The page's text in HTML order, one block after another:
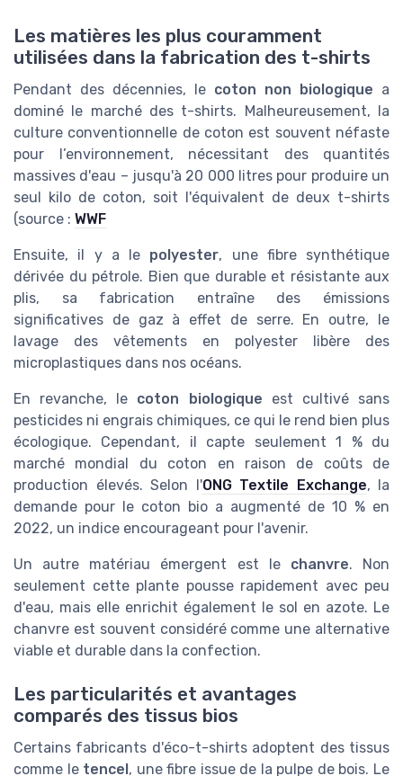
Les matières les plus couramment
utilisées dans la fabrication des t-shirts
Pendant des décennies, le coton non biologique a
dominé le marché des t-shirts. Malheureusement, la
culture conventionnelle de coton est souvent néfaste
pour l’environnement, nécessitant des quantités
massives d'eau – jusqu'à 20 000 litres pour produire un
seul kilo de coton, soit l'équivalent de deux t-shirts
(source : WWF
Ensuite, il y a le polyester, une fibre synthétique
dérivée du pétrole. Bien que durable et résistante aux
plis, sa fabrication entraîne des émissions
significatives de gaz à effet de serre. En outre, le
lavage des vêtements en polyester libère des
microplastiques dans nos océans.
En revanche, le coton biologique est cultivé sans
pesticides ni engrais chimiques, ce qui le rend bien plus
écologique. Cependant, il capte seulement 1 % du
marché mondial du coton en raison de coûts de
production élevés. Selon l'ONG Textile Exchange, la
demande pour le coton bio a augmenté de 10 % en
2022, un indice encourageant pour l'avenir.
Un autre matériau émergent est le chanvre. Non
seulement cette plante pousse rapidement avec peu
d'eau, mais elle enrichit également le sol en azote. Le
chanvre est souvent considéré comme une alternative
viable et durable dans la confection.
Les particularités et avantages
comparés des tissus bios
Certains fabricants d'éco-t-shirts adoptent des tissus
comme le tencel, une fibre issue de la pulpe de bois. Le